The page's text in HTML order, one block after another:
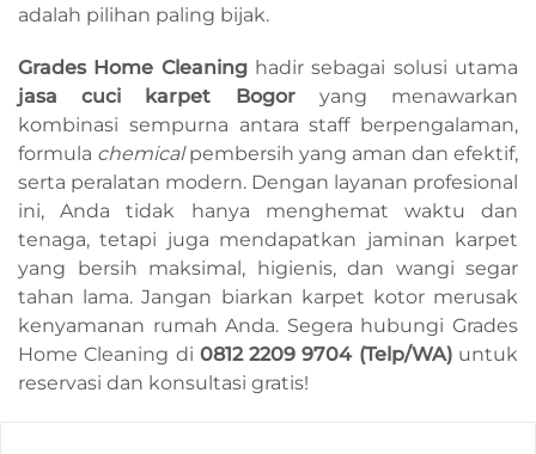
adalah pilihan paling bijak.
Grades Home Cleaninghadir sebagai solusi utama
jasa cuci karpet Bogoryang menawarkan
kombinasi sempurna antara staff berpengalaman,
formula chemicalpembersih yang aman dan efektif,
serta peralatan modern. Dengan layanan profesional
ini, Anda tidak hanya menghemat waktu dan
tenaga, tetapi juga mendapatkan jaminan karpet
yang bersih maksimal, higienis, dan wangi segar
tahan lama. Jangan biarkan karpet kotor merusak
kenyamanan rumah Anda. Segera hubungi Grades
Home Cleaning di 0812 2209 9704 (Telp/WA)untuk
reservasi dan konsultasi gratis!